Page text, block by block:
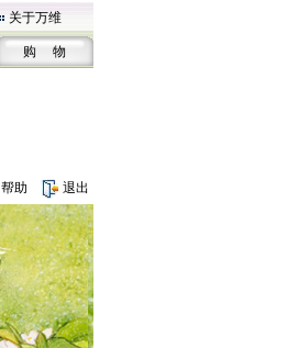
关于万维
购 物
帮助 退出